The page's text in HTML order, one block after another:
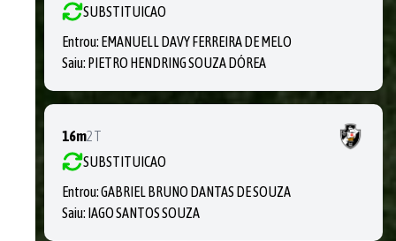
SUBSTITUICAO
Entrou: EMANUELL DAVY FERREIRA DE MELO
Saiu: PIETRO HENDRING SOUZA DÓREA
16m2T
SUBSTITUICAO
Entrou:GABRIEL BRUNO DANTAS DE SOUZA
Saiu: IAGO SANTOS SOUZA